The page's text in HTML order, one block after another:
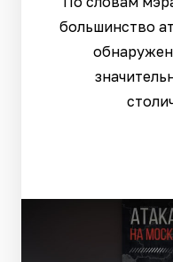
большинство